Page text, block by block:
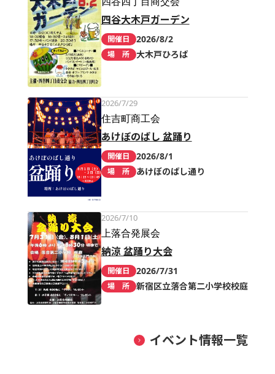
四谷大木戸ガーデン
開催日 2026/8/2
場 所 大木戸ひろば
2026/7/29
住吉町商工会
あけぼのばし 盆踊り
開催日 2026/8/1
場 所 あけぼのばし通り
2026/7/10
上落合発展会
納涼 盆踊り大会
開催日 2026/7/31
場 所 新宿区立落合第二小学校校庭
イベント情報一覧